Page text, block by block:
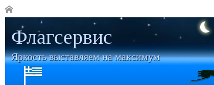
Флагсервис
Яркость выставляем на максимум